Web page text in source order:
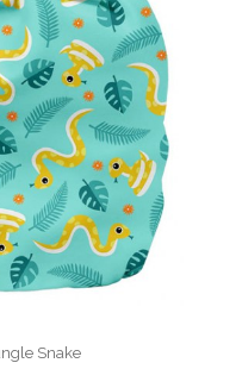
Snake